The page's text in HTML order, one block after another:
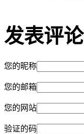
发表评论
您的昵称
您的邮箱
您的网站
验证的码